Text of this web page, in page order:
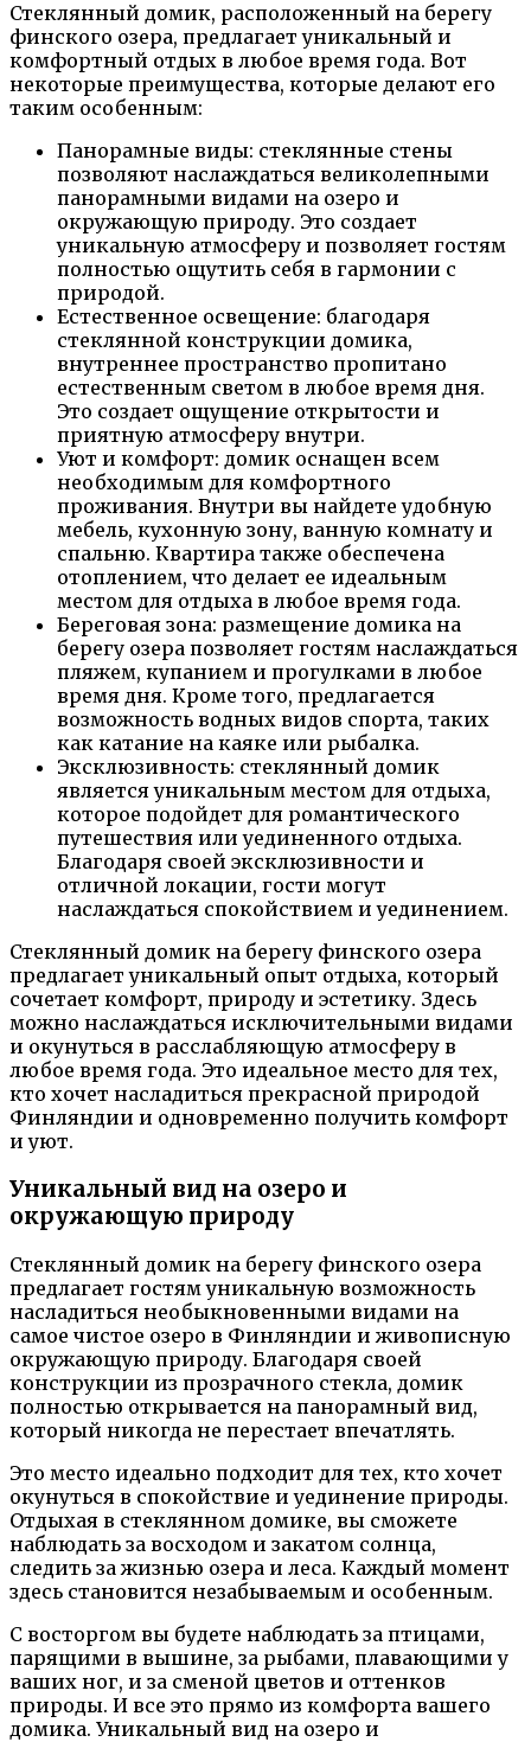
Стеклянный домик, расположенный на берегу
финского озера, предлагает уникальный и
комфортный отдых в любое время года. Вот
некоторые преимущества, которые делают его
таким особенным:
Панорамные виды: стеклянные стены
позволяют наслаждаться великолепными
панорамными видами на озеро и
окружающую природу. Это создает
уникальную атмосферу и позволяет гостям
полностью ощутить себя в гармонии с
природой.
Естественное освещение: благодаря
стеклянной конструкции домика,
внутреннее пространство пропитано
естественным светом в любое время дня.
Это создает ощущение открытости и
приятную атмосферу внутри.
Уют и комфорт: домик оснащен всем
необходимым для комфортного
проживания. Внутри вы найдете удобную
мебель, кухонную зону, ванную комнату и
спальню. Квартира также обеспечена
отоплением, что делает ее идеальным
местом для отдыха в любое время года.
Береговая зона: размещение домика на
берегу озера позволяет гостям наслаждаться
пляжем, купанием и прогулками в любое
время дня. Кроме того, предлагается
возможность водных видов спорта, таких
как катание на каяке или рыбалка.
Эксклюзивность: стеклянный домик
является уникальным местом для отдыха,
которое подойдет для романтического
путешествия или уединенного отдыха.
Благодаря своей эксклюзивности и
отличной локации, гости могут
наслаждаться спокойствием и уединением.
Стеклянный домик на берегу финского озера
предлагает уникальный опыт отдыха, который
сочетает комфорт, природу и эстетику. Здесь
можно наслаждаться исключительными видами
и окунуться в расслабляющую атмосферу в
любое время года. Это идеальное место для тех,
кто хочет насладиться прекрасной природой
Финляндии и одновременно получить комфорт
и уют.
Уникальный вид на озеро и
окружающую природу
Стеклянный домик на берегу финского озера
предлагает гостям уникальную возможность
насладиться необыкновенными видами на
самое чистое озеро в Финляндии и живописную
окружающую природу. Благодаря своей
конструкции из прозрачного стекла, домик
полностью открывается на панорамный вид,
который никогда не перестает впечатлять.
Это место идеально подходит для тех, кто хочет
окунуться в спокойствие и уединение природы.
Отдыхая в стеклянном домике, вы сможете
наблюдать за восходом и закатом солнца,
следить за жизнью озера и леса. Каждый момент
здесь становится незабываемым и особенным.
С восторгом вы будете наблюдать за птицами,
парящими в вышине, за рыбами, плавающими у
ваших ног, и за сменой цветов и оттенков
природы. И все это прямо из комфорта вашего
домика. Уникальный вид на озеро и